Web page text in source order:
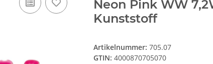
Neon Pink WW
Kunststoff
Artikelnummer: 705.07
GTIN: 4000870705070